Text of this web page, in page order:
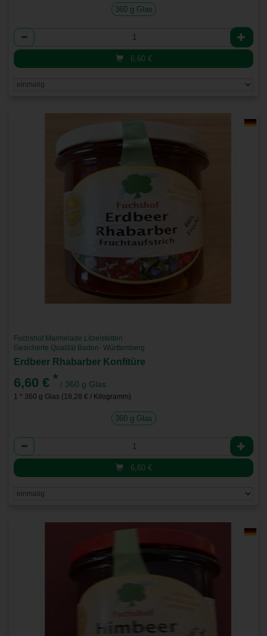
360 g Glas
Anzahl
6,60 €
Fuchshof Marmelade Litzelstetten
Gesicherte Qualität Baden- Württemberg
Erdbeer Rhabarber Konfitüre
6,60 € * / 360 g Glas
1 * 360 g Glas (18,28 € / Kilogramm)
360 g Glas
Anzahl
6,60 €